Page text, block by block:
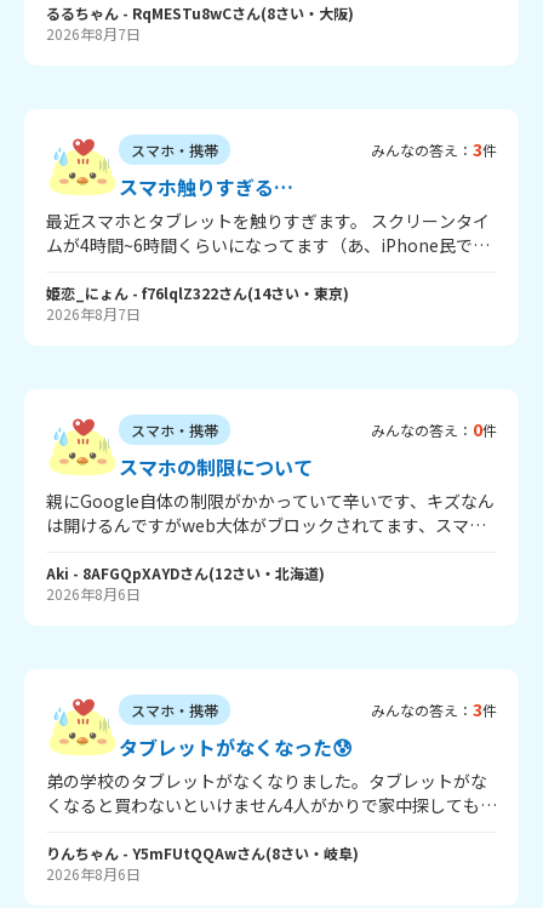
上向きの矢印がついたの押して、ホーム画面に追加って押
して、追加って押したら入っちゃって。入れたのは一年生
て、その子は入れたみたいで、バレたとき私のせいって言
われそうです…どうしたらいいですか？長押ししても削除
ボタンも出なくて、設定の一般→iPadのストレージ→アプ
リ選ぶってやつでもう削除はしましたが消えていません。
削除法教えてください。
るるちゃん - RqMESTu8wCさん(8さい・ 大阪)
2026年8月7日
スマホ・携帯 みんなの答え： 3件
スマホ触りすぎる…
最近スマホとタブレットを触りすぎます。 スクリーンタイ
ムが4時間~6時間くらいになってます（あ、iPhone民で
きに探したり… これってスマホ依存症ですか？
姫恋_にょん - f76lqlZ322さん(14さい・ 東京)
2026年8月7日
スマホ・携帯 みんなの答え： 0件
スマホの制限について
親にGoogle自体の制限がかかっていて辛いです、キズなん
は開けるんですがweb大体がブロックされてます、スマホ
ます、姉は同じ年齢の時は動画も見ていたのに、制限に縛
られてモヤモヤするけど、それが正解なのかなって思いま
Aki - 8AFGQpXAYDさん(12さい・ 北海道)
2026年8月6日
スマホ・携帯 みんなの答え： 3件
タブレットがなくなった😰
弟の学校のタブレットがなくなりました。タブレットがな
くなると買わないといけません4人がかりで家中探しても見
りんちゃん - Y5mFUtQQAwさん(8さい・ 岐阜)
2026年8月6日